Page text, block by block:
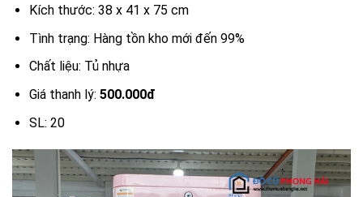
Kích thước: 38 x 41 x 75 cm
Tình trạng: Hàng tồn kho mới đến 99%
Chất liệu: Tủ nhựa
Giá thanh lý: 500.000đ
SL: 20